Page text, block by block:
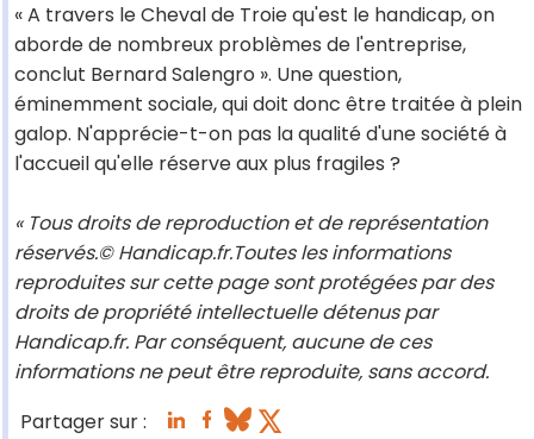
« A travers le Cheval de Troie qu'est le handicap, on
aborde de nombreux problèmes de l'entreprise,
conclut Bernard Salengro ». Une question,
éminemment sociale, qui doit donc être traitée à plein
galop. N'apprécie-t-on pas la qualité d'une société à
l'accueil qu'elle réserve aux plus fragiles ?
« Tous droits de reproduction et de représentation
réservés.© Handicap.fr.Toutes les informations
reproduites sur cette page sont protégées par des
droits de propriété intellectuelle détenus par
Handicap.fr. Par conséquent, aucune de ces
informations ne peut être reproduite, sans accord.
Partager sur :